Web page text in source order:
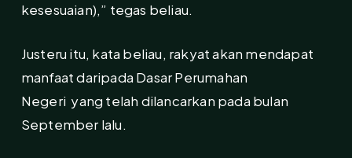
kesesuaian),” tegas beliau.
Justeru itu, kata beliau, rakyat akan mendapat
manfaat daripada Dasar Perumahan
Negeri yang telah dilancarkan pada bulan
September lalu.